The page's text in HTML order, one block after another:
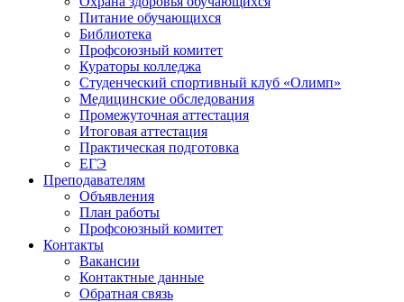
Питание обучающихся
Библиотека
Профсоюзный комитет
Кураторы колледжа
Студенческий спортивный клуб «Олимп»
Медицинские обследования
Промежуточная аттестация
Итоговая аттестация
Практическая подготовка
ЕГЭ
Преподавателям
Объявления
План работы
Профсоюзный комитет
Контакты
Вакансии
Контактные данные
Обратная связь